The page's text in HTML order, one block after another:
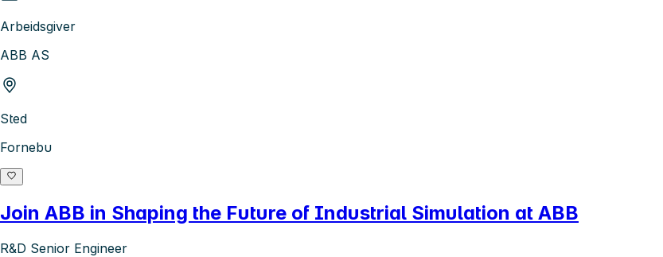
Arbeidsgiver
ABB AS
Sted
Fornebu
Join ABB in Shaping the Future of Industrial Simulation at ABB
R&D Senior Engineer